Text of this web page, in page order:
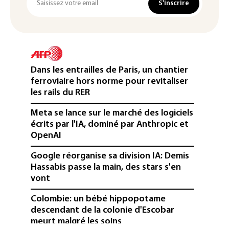
S'inscrire
Dans les entrailles de Paris, un chantier
ferroviaire hors norme pour revitaliser
les rails du RER
Meta se lance sur le marché des logiciels
écrits par l'IA, dominé par Anthropic et
OpenAI
Google réorganise sa division IA: Demis
Hassabis passe la main, des stars s'en
vont
Colombie: un bébé hippopotame
descendant de la colonie d'Escobar
meurt malgré les soins